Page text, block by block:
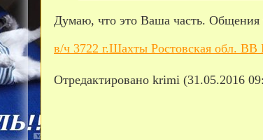
Думаю, что это Ваша часть.
в/ч 3722 г.Шахты Ростовская обл.
Отредактировано krimi (31.05.2016